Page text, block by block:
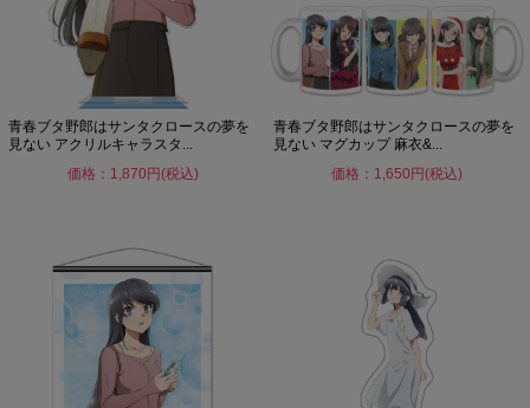
青春ブタ野郎はサンタクロースの夢を
見ない アクリルキャラスタ...
価格：1,870円(税込)
青春ブタ野郎はサンタクロースの夢を
見ない マグカップ 麻衣&...
価格：1,650円(税込)